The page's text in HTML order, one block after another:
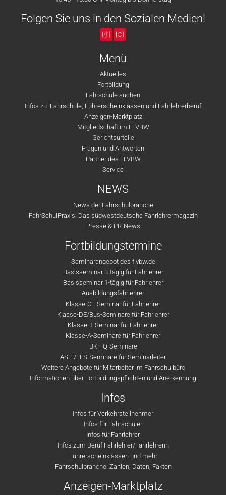
Folgen Sie uns in den Sozialen Medien!
Menü
Aktuelles
Fortbildung
Fahrschule suchen
Infos zu: Fahrschule, Führerscheinklassen und Fahrlehrerberuf
Anzeigen-Marktplatz
Mitgliedschaft im FLVBW
Gerichtsurteile
Fragen und Antworten
Partner des FLVBW
Service
NEWS
News der Fahrschulbranche
FahrSchulPraxis: Das südwestdeutsche Fahrlehrermagazin
Presse & PR-News
Fortbildungstermine
Seminarangebot des flvbw.de
Basisseminar 3-tägig für Fahrlehrer
Basisseminar 1-tägig für Fahrlehrer
Ausbildungsfahrlehrer
Klasse-CE-Seminar für Fahrlehrer
Klasse-DE/Bus-Seminare für Fahrlehrer
Klasse-T-Seminar für Fahrlehrer
Klasse-A-Seminare für Fahrlehrer
BKrFQ-Seminare
ASF-/FES-Seminare für Seminarleiter
Weitere Angebote für Mitarbeiter im Fahrschulbüro
Informationen über Fortbildungspflichten und Anerkennung
Infos
Infos für Verkehrsteilnehmer
Infos für Fahrschüler
Infos für Fahrlehrer
Infos zum Beruf Fahrlehrer/Fahrlehrerin
Führerscheinklassen und mehr
Fahrschulbranche: Zahlen, Daten, Fakten
Anzeigen-Marktplatz